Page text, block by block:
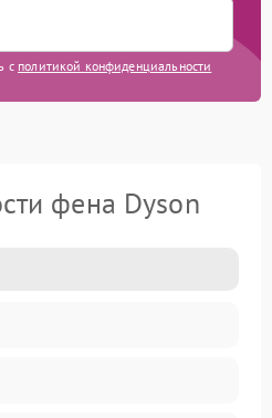
с политикой конфиденциальности
фена Dyson